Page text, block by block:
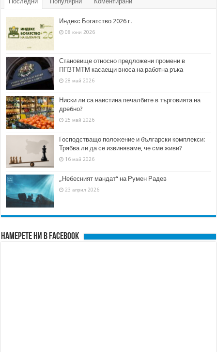
Индекс Богатство 2026 г.
08 юни 2026
Становище относно предложени промени в
ППЗТМТМ касаещи вноса на работна ръка
28 май 2026
Ниски ли са наистина печалбите в търговията на
дребно?
25 май 2026
Господстващо положение и български комплекси:
Трябва ли да се извиняваме, че сме живи?
16 май 2026
„Небесният мандат“ на Румен Радев
23 април 2026
Намерете ни в FACEBOOK